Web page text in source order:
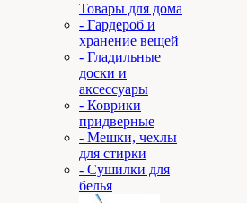
Товары для дома
- Гардероб и
хранение вещей
- Гладильные
доски и
аксессуары
- Коврики
придверные
- Мешки, чехлы
для стирки
- Сушилки для
белья